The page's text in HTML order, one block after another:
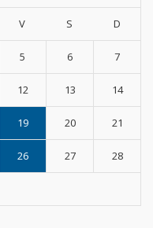
V S D
5 6 7
12 13 14
19 20 21
26 27 28